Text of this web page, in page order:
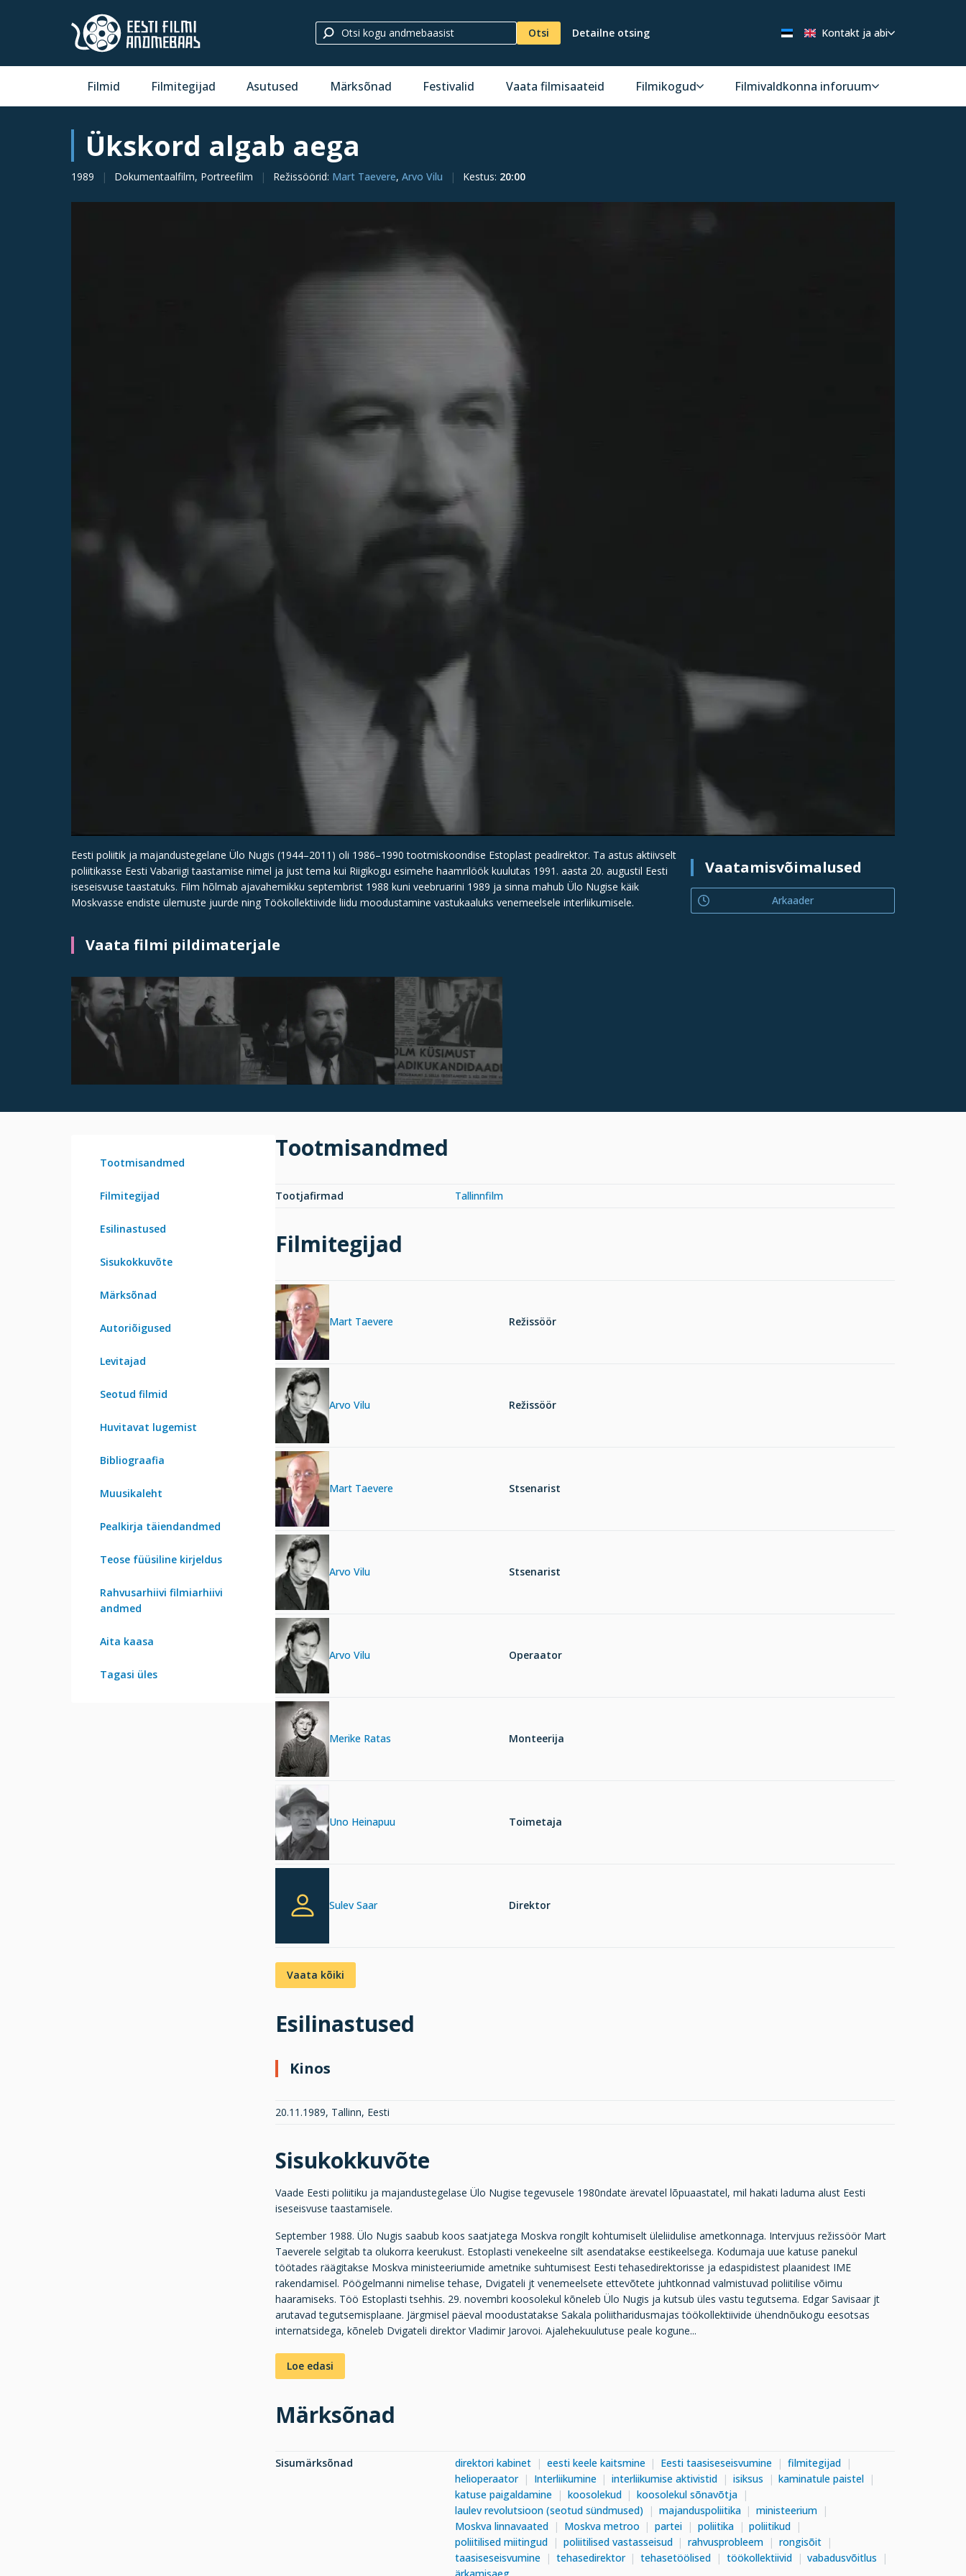
Otsi Detailne otsing Kontakt ja abi
Filmid Filmitegijad Asutused Märksõnad Festivalid Vaata filmisaateid Filmikogud Filmivaldkonna inforuum
Ükskord algab aega
1989 Dokumentaalfilm, Portreefilm Režissöörid: Mart Taevere, Arvo Vilu Kestus: 20:00
Eesti poliitik ja majandustegelane Ülo Nugis (1944–2011) oli 1986–1990 tootmiskoondise Estoplast peadirektor. Ta astus aktiivselt
poliitikasse Eesti Vabariigi taastamise nimel ja just tema kui Riigikogu esimehe haamrilöök kuulutas 1991. aasta 20. augustil Eesti
iseseisvuse taastatuks. Film hõlmab ajavahemikku septembrist 1988 kuni veebruarini 1989 ja sinna mahub Ülo Nugise käik
Moskvasse endiste ülemuste juurde ning Töökollektiivide liidu moodustamine vastukaaluks venemeelsele interliikumisele.
Vaatamisvõimalused
Arkaader
Vaata filmi pildimaterjale
Tootmisandmed
Filmitegijad
Esilinastused
Sisukokkuvõte
Märksõnad
Autoriõigused
Levitajad
Seotud filmid
Huvitavat lugemist
Bibliograafia
Muusikaleht
Pealkirja täiendandmed
Teose füüsiline kirjeldus
Rahvusarhiivi filmiarhiivi
andmed
Aita kaasa
Tagasi üles
Tootmisandmed
Tootjafirmad Tallinnfilm
Filmitegijad
Mart Taevere Režissöör
Arvo Vilu Režissöör
Mart Taevere Stsenarist
Arvo Vilu Stsenarist
Arvo Vilu Operaator
Merike Ratas Monteerija
Uno Heinapuu Toimetaja
Sulev Saar Direktor
Vaata kõiki
Esilinastused
Kinos
20.11.1989, Tallinn, Eesti
Sisukokkuvõte
Vaade Eesti poliitiku ja majandustegelase Ülo Nugise tegevusele 1980ndate ärevatel lõpuaastatel, mil hakati laduma alust Eesti
iseseisvuse taastamisele.
September 1988. Ülo Nugis saabub koos saatjatega Moskva rongilt kohtumiselt üleliidulise ametkonnaga. Intervjuus režissöör Mart
Taeverele selgitab ta olukorra keerukust. Estoplasti venekeelne silt asendatakse eestikeelsega. Kodumaja uue katuse panekul
töötades räägitakse Moskva ministeeriumide ametnike suhtumisest Eesti tehasedirektorisse ja edaspidistest plaanidest IME
rakendamisel. Pöögelmanni nimelise tehase, Dvigateli jt venemeelsete ettevõtete juhtkonnad valmistuvad poliitilise võimu
haaramiseks. Töö Estoplasti tsehhis. 29. novembri koosolekul kõneleb Ülo Nugis ja kutsub üles vastu tegutsema. Edgar Savisaar jt
arutavad tegutsemisplaane. Järgmisel päeval moodustatakse Sakala poliitharidusmajas töökollektiivide ühendnõukogu eesotsas
internatsidega, kõneleb Dvigateli direktor Vladimir Jarovoi. Ajalehekuulutuse peale kogune...
Loe edasi
Märksõnad
Sisumärksõnad direktori kabinet eesti keele kaitsmine Eesti taasiseseisvumine
filmitegijad
helioperaator
Interliikumine interliikumise aktivistid isiksus
kaminatule paistel
katuse paigaldamine
koosolekud
koosolekul sõnavõtja
laulev revolutsioon (seotud sündmused)
majanduspoliitika
ministeerium
Moskva linnavaated
Moskva metroo partei poliitika
poliitikud
poliitilised miitingud
poliitilised vastasseisud rahvusprobleem
rongisõit
taasiseseisvumine
tehasedirektor tehasetöölised töökollektiivid
vabadusvõitlus